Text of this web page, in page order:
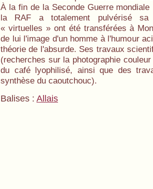
À la fin de la Seconde Guerre
la RAF a totalement pulvérisé
« virtuelles » ont été transférées à
de lui l'image d'un homme à l'humour
théorie de l'absurde. Ses travaux
(recherches sur la photographie
du café lyophilisé, ainsi que des
synthèse du caoutchouc).
Balises : Allais